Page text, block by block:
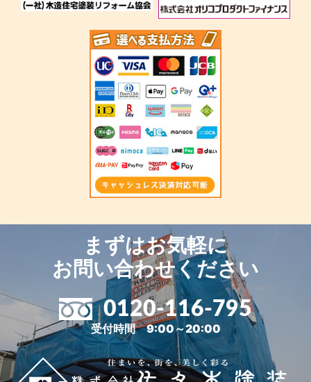
まずはお気軽に
お問い合わせください
0120-116-795
受付時間 9:00～20:00